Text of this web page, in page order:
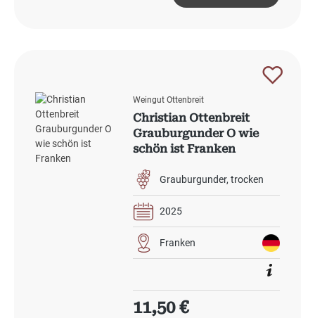
Weingut Ottenbreit
Christian Ottenbreit
Grauburgunder O wie
schön ist Franken
Grauburgunder trocken
2025
Franken
Regulärer Preis:
11,50 €